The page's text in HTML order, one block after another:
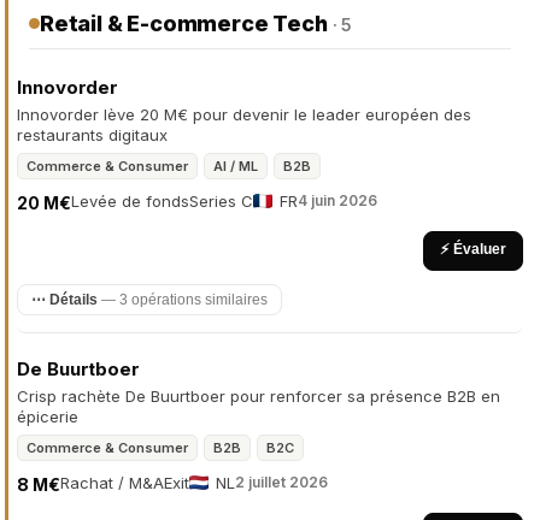
Retail & E-commerce Tech · 5
Innovorder
Innovorder lève 20 M€ pour devenir le leader européen des
restaurants digitaux
Commerce & Consumer AI / ML B2B
Levée de fonds
20 M€ Series C FR4 juin 2026
⚡ Évaluer
⋯ Détails — 3 opérations similaires
De Buurtboer
Crisp rachète De Buurtboer pour renforcer sa présence B2B en
épicerie
Commerce & Consumer B2B B2C
Rachat / M&A
8 M€ Exit NL 2 juillet 2026